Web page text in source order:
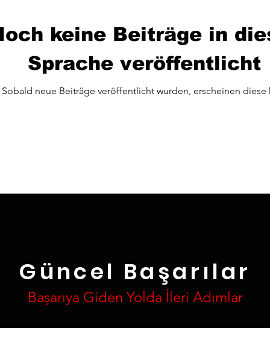
keine Beiträge in
Sprache veröffentlicht
Sobald neue Beiträge veröffentlicht wurden, erscheinen diese
Güncel Başarılar
Başarıya Giden Yolda İleri Adımlar